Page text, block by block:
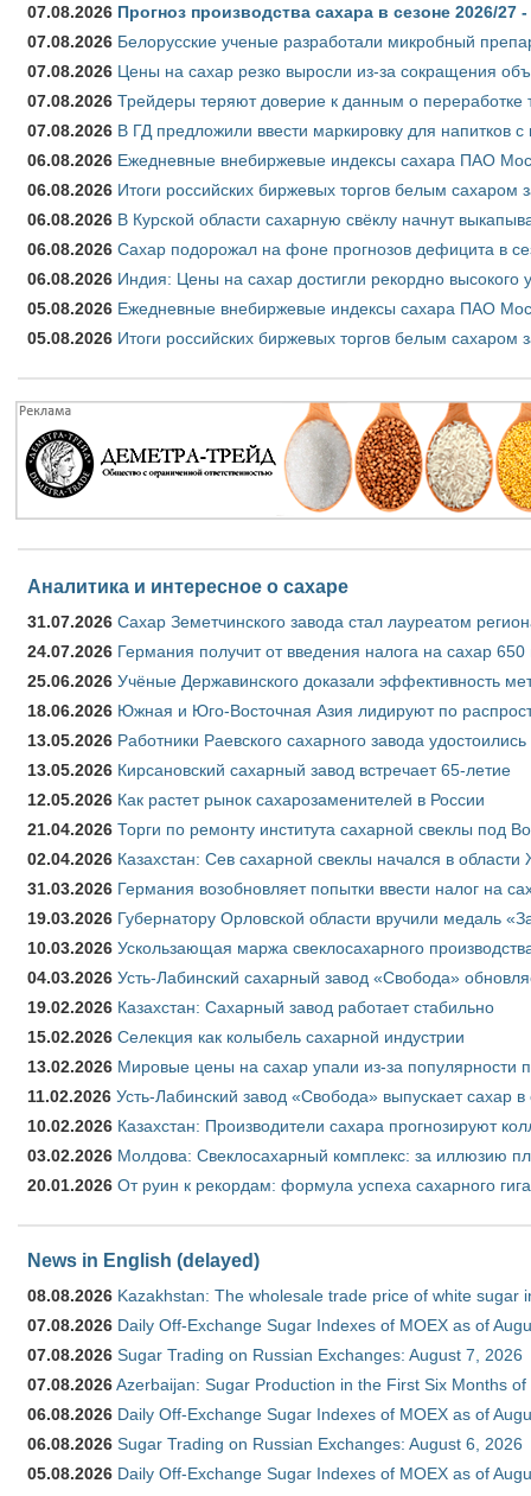
07.08.2026 Прогноз производства сахара в сезоне 2026/
07.08.2026 Белорусские ученые разработали микробный
07.08.2026 Цены на сахар резко выросли из-за сокращения
07.08.2026 Трейдеры теряют доверие к данным о переработке
07.08.2026 В ГД предложили ввести маркировку для напитков
06.08.2026 Ежедневные внебиржевые индексы сахара ПАО
06.08.2026 Итоги российских биржевых торгов белым сахаром
06.08.2026 В Курской области сахарную свёклу начнут
06.08.2026 Сахар подорожал на фоне прогнозов дефицита в
06.08.2026 Индия: Цены на сахар достигли рекордно высокого
05.08.2026 Ежедневные внебиржевые индексы сахара ПАО
05.08.2026 Итоги российских биржевых торгов белым сахаром
Аналитика и интересное о сахаре
31.07.2026 Сахар Земетчинского завода стал лауреатом
24.07.2026 Германия получит от введения налога на сахар
25.06.2026 Учёные Державинского доказали эффективность
18.06.2026 Южная и Юго-Восточная Азия лидируют по
13.05.2026 Работники Раевского сахарного завода удостоились
13.05.2026 Кирсановский сахарный завод встречает 65-летие
12.05.2026 Как растет рынок сахарозаменителей в России
21.04.2026 Торги по ремонту института сахарной свеклы под
02.04.2026 Казахстан: Сев сахарной свеклы начался в области
31.03.2026 Германия возобновляет попытки ввести налог на
19.03.2026 Губернатору Орловской области вручили медаль
10.03.2026 Ускользающая маржа свеклосахарного
04.03.2026 Усть-Лабинский сахарный завод «Свобода»
19.02.2026 Казахстан: Сахарный завод работает стабильно
15.02.2026 Селекция как колыбель сахарной индустрии
13.02.2026 Мировые цены на сахар упали из-за популярности
11.02.2026 Усть-Лабинский завод «Свобода» выпускает сахар в
10.02.2026 Казахстан: Производители сахара прогнозируют
03.02.2026 Молдова: Свеклосахарный комплекс: за иллюзию
20.01.2026 От руин к рекордам: формула успеха сахарного
News in English (delayed)
08.08.2026 Kazakhstan: The wholesale trade price of white sugar
07.08.2026 Daily Off-Exchange Sugar Indexes of MOEX as of
07.08.2026 Sugar Trading on Russian Exchanges: August 7, 2026
07.08.2026Azerbaijan: Sugar Production in the First Six Months of
06.08.2026 Daily Off-Exchange Sugar Indexes of MOEX as of
06.08.2026 Sugar Trading on Russian Exchanges: August 6, 2026
05.08.2026 Daily Off-Exchange Sugar Indexes of MOEX as of